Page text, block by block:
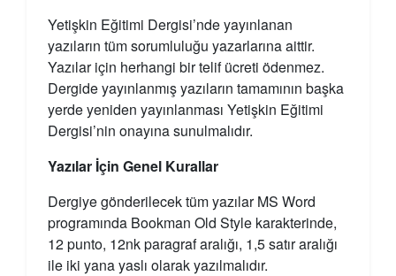
Yetişkin Eğitimi Dergisi’nde yayınlanan
yazıların tüm sorumluluğu yazarlarına aittir.
Yazılar için herhangi bir telif ücreti ödenmez.
Dergide yayınlanmış yazıların tamamının başka
yerde yeniden yayınlanması Yetişkin Eğitimi
Dergisi’nin onayına sunulmalıdır.
Yazılar İçin Genel Kurallar
Dergiye gönderilecek tüm yazılar MS Word
programında Bookman Old Style karakterinde,
12 punto, 12nk paragraf aralığı, 1,5 satır aralığı
ile iki yana yaslı olarak yazılmalıdır.